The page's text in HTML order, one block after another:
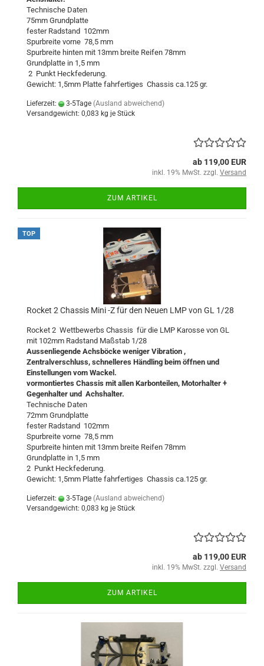
Technische Daten
75mm Grundplatte
fester Radstand 102mm
Spurbreite vorne 78,5 mm
Spurbreite hinten mit 13mm breite Reifen 78mm
Grundplatte in 1,5 mm
2 Punkt Heckfederung.
Gewicht: 1,5mm Platte fahrfertiges Chassis ca.125 gr.
Lieferzeit: 3-5Tage (Ausland abweichend)
Versandgewicht: 0,083 kg je Stück
ab 119,00 EUR
inkl. 19% MwSt. zzgl. Versand
ZUM ARTIKEL
TOP
Rocket 2 Chassis Mini -Z für den Neuen LMP von GL 1/28
Rocket 2 Wettbewerbs Chassis für die LMP Karosse von GL
mit 102mm Radstand Maßstab 1/28
Aussenliegende Achsböcke weniger Vibration ,
Zentralverschluss, schnelleres Händling beim öffnen und
Einstellungen vom Wackel.
vormontiertes Chassis mit allen Karbonteilen, Motorhalter +
Gegenhalter und Achshalter.
Technische Daten
72mm Grundplatte
fester Radstand 102mm
Spurbreite vorne 78,5 mm
Spurbreite hinten mit 13mm breite Reifen 78mm
Grundplatte in 1,5 mm
2 Punkt Heckfederung.
Gewicht: 1,5mm Platte fahrfertiges Chassis ca.125 gr.
Lieferzeit: 3-5Tage (Ausland abweichend)
Versandgewicht: 0,083 kg je Stück
ab 119,00 EUR
inkl. 19% MwSt. zzgl. Versand
ZUM ARTIKEL